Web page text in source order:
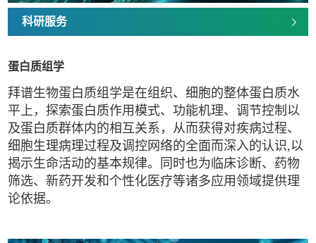
科研服务
蛋白质组学
拜谱生物蛋白质组学是在组织、细胞的整体蛋白质水
平上，探索蛋白质作用模式、功能机理、调节控制以
及蛋白质群体内的相互关系，从而获得对疾病过程、
细胞生理病理过程及调控网络的全面而深入的认识,以
揭示生命活动的基本规律。同时也为临床诊断、药物
筛选、新药开发和个性化医疗等诸多应用领域提供理
论依据。